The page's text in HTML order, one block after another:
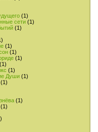
(1)
сети (1)
(1)
(1)
(1)
(1)
(1)
(1)
Души (1)
(1)
(1)
(1)